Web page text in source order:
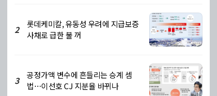
2
롯데케미칼, 유동성 우려에 지급보증
사채로 급한 불 꺼
3
공정가액 변수에 흔들리는 승계 셈
법…이선호 CJ 지분율 바뀌나